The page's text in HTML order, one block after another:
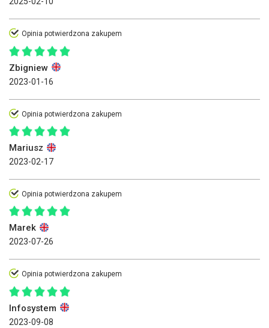
Opinia potwierdzona zakupem
Zbigniew
2023-01-16
Opinia potwierdzona zakupem
Mariusz
2023-02-17
Opinia potwierdzona zakupem
Marek
2023-07-26
Opinia potwierdzona zakupem
Infosystem
2023-09-08